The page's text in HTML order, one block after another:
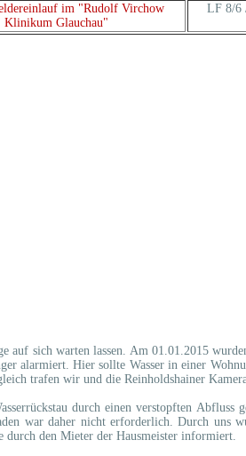
im "Rudolf Virchow
Klinikum Glauchau"
LF 8/6
auf sich warten lassen. Am 01.01.2015
alarmiert. Hier sollte Wasser in einer
trafen wir und die Reinholdshainer
durch einen verstopften Abfluss
war daher nicht erforderlich. Durch uns
den Mieter der Hausmeister informiert.